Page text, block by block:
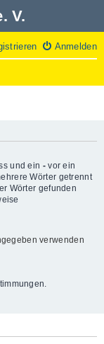
V.
Anmelden
und ein -vor ein
Wörter getrennt
Wörter gefunden
verwenden